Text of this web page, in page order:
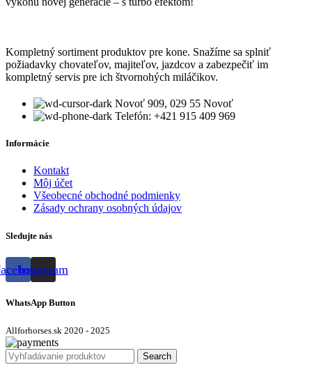
Kompletný sortiment produktov pre kone. Snažíme sa splniť
požiadavky chovateľov, majiteľov, jazdcov a zabezpečiť im
kompletný servis pre ich štvornohých miláčikov.
Novoť 909, 029 55 Novoť
Telefón: +421 915 409 969
Informácie
Kontakt
Môj účet
Všeobecné obchodné podmienky
Zásady ochrany osobných údajov
Sledujte nás
Instagram
WhatsApp Button
Allforhorses.sk 2020 - 2025
Search